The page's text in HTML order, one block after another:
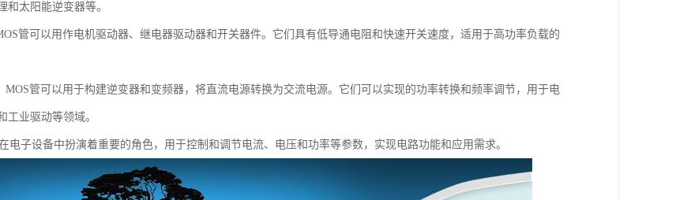
和太阳能逆变器等。
管可以用作电机驱动器、继电器驱动器和开关器件。它们具有低导通电阻和快速开关速度，适用于高功率负载的
MOS管可以用于构建逆变器和变频器，将直流电源转换为交流电源。它们可以实现的功率转换和频率调节，用于电
工业驱动等领域。
电子设备中扮演着重要的角色，用于控制和调节电流、电压和功率等参数，实现电路功能和应用需求。